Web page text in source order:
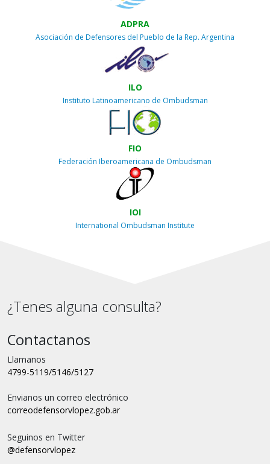
ADPRA
Asociación de Defensores del Pueblo de la Rep. Argentina
ILO
Instituto Latinoamericano de Ombudsman
FIO
Federación Iberoamericana de Ombudsman
IOI
International Ombudsman Institute
¿Tenes alguna consulta?
Contactanos
Llamanos
4799-5119/5146/5127
Envianos un correo electrónico
correodefensorvlopez.gob.ar
Seguinos en Twitter
@defensorvlopez